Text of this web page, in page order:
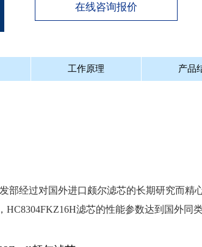
在线咨询报价
工作原理 产品
部经过对国外进口颇尔滤芯的长期研究而
滤芯的性能参数达到国外同